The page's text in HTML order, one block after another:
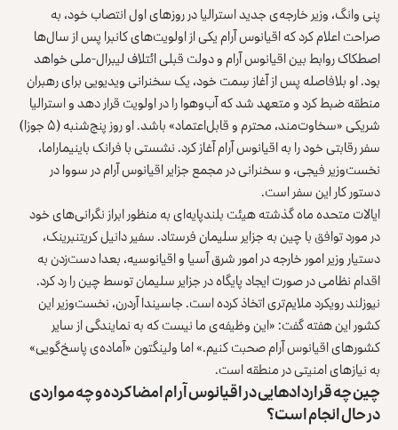
پنی وانگ، وزیر خارجه‌ی جدید استرالیا در روزهای اول انتصاب خود، به
صراحت اعلام کرد که اقیانوس آرام یکی از اولویت‌های کانبرا پس از سال‌ها
اصطکاک روابط بین اقیانوس آرام و دولت قبلی ائتلاف لیبرال-ملی خواهد
بود. او بلافاصله پس از آغاز سِمت خود، یک سخنرانی ویدیویی برای رهبران
منطقه ضبط کرد و متعهد شد که آب‌وهوا را در اولویت قرار دهد و استرالیا
شریکی «سخاوت‌مند، محترم و قابل‌اعتماد» باشد. او روز پنج‌شنبه (۵ جوزا)
سفر رقابتی خود را به اقیانوس آرام آغاز کرد. نشستی با فرانک باینیماراما،
نخست‌وزیر فیجی، و سخنرانی در مجمع جزایر اقیانوس آرام در سووا در
دستور کار این سفر است.
ایالات متحده ماه گذشته هیئت بلندپایه‌ای به منظور ابراز نگرانی‌های خود
در مورد توافق با چین به جزایر سلیمان فرستاد. سفیر دانیل کریتنبرینک،
دستیار وزیر امور خارجه در امور شرق آسیا و اقیانوسیه، بعدا دست‌زدن به
اقدام نظامی در صورت ایجاد پایگاه در جزایر سلیمان توسط چین را رد کرد.
نیوزلند رویکرد ملایم‌تری اتخاذ کرده است. جاسیندا آردرن، نخست‌وزیر این
کشور این هفته گفت: «این وظیفه‌ی ما نیست که به نمایندگی از سایر
کشورهای اقیانوس آرام صحبت کنیم.» اما ولینگتون «آماده‌ی پاسخ‌گویی»
به نیازهای امنیتی در منطقه است.
چین چه قراردادهایی در اقیانوس آرام امضا کرده و چه مواردی
در حال انجام است؟